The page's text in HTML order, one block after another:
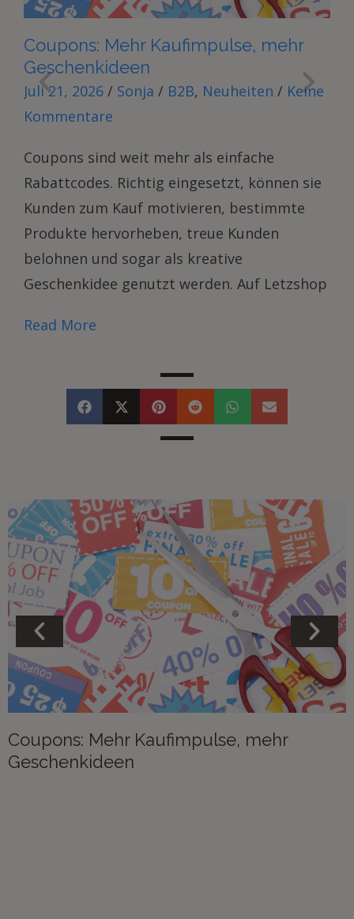
Coupons: Mehr Kaufimpulse, mehr
Geschenkideen
Juli 21, 2026 / Sonja / B2B, Neuheiten / Keine
Kommentare
Coupons sind weit mehr als einfache
Rabattcodes. Richtig eingesetzt, können sie
Kunden zum Kauf motivieren, bestimmte
Produkte hervorheben, treue Kunden
belohnen und sogar als kreative
Geschenkidee genutzt werden. Auf Letzshop
Read More
Coupons: Mehr Kaufimpulse, mehr
Geschenkideen